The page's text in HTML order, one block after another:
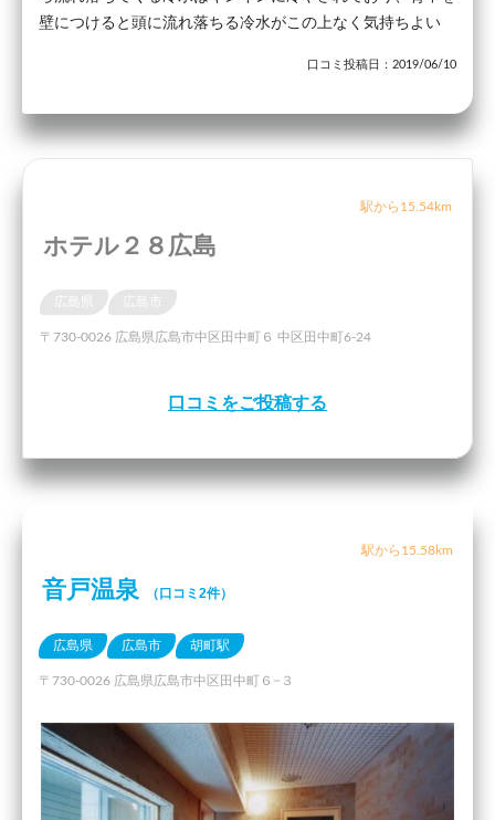
壁につけると頭に流れ落ちる冷水がこの上なく気持ちよい
口コミ投稿日：2019/06/10
駅から15.54km
ホテル２８広島
広島県 広島市
〒730-0026 広島県広島市中区田中町６ 中区田中町6-24
口コミをご投稿する
駅から15.58km
音戸温泉 （口コミ2件）
広島県 広島市 胡町駅
〒730-0026 広島県広島市中区田中町６−３